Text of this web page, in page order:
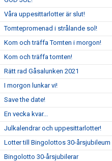
Våra uppesittarlotter är slut!
Tomtepromenad i strålande sol!
Kom och träffa Tomten i morgon!
Kom och träffa tomten!
Rätt rad Gåsalunken 2021
I morgon lunkar vi!
Save the date!
En vecka kvar...
Julkalendrar och uppesittarlotter!
Lotter till Bingolottos 30-årsjubileum
Bingolotto 30-årsjubilerar